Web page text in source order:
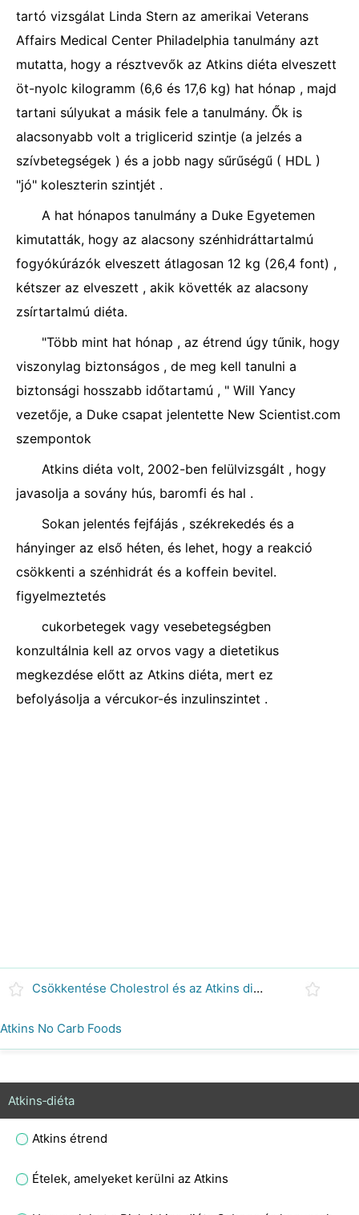
tartó vizsgálat Linda Stern az amerikai Veterans
Affairs Medical Center Philadelphia tanulmány azt
mutatta, hogy a résztvevők az Atkins diéta elveszett
öt-nyolc kilogramm (6,6 és 17,6 kg) hat hónap , majd
tartani súlyukat a másik fele a tanulmány. Ők is
alacsonyabb volt a triglicerid szintje (a jelzés a
szívbetegségek ) és a jobb nagy sűrűségű ( HDL )
"jó" koleszterin szintjét .
A hat hónapos tanulmány a Duke Egyetemen
kimutatták, hogy az alacsony szénhidráttartalmú
fogyókúrázók elveszett átlagosan 12 kg (26,4 font) ,
kétszer az elveszett , akik követték az alacsony
zsírtartalmú diéta.
"Több mint hat hónap , az étrend úgy tűnik, hogy
viszonylag biztonságos , de meg kell tanulni a
biztonsági hosszabb időtartamú , " Will Yancy
vezetője, a Duke csapat jelentette New Scientist.com
szempontok
Atkins diéta volt, 2002-ben felülvizsgált , hogy
javasolja a sovány hús, baromfi és hal .
Sokan jelentés fejfájás , székrekedés és a
hányinger az első héten, és lehet, hogy a reakció
csökkenti a szénhidrát és a koffein bevitel.
figyelmeztetés
cukorbetegek vagy vesebetegségben
konzultálnia kell az orvos vagy a dietetikus
megkezdése előtt az Atkins diéta, mert ez
befolyásolja a vércukor-és inzulinszintet .
Csökkentése Cholestrol és az Atkins diéta
Atkins No Carb Foods
Atkins‑diéta
Atkins étrend
Ételek, amelyeket kerülni az Atkins